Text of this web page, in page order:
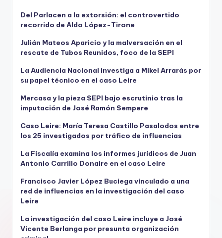
Del Parlacen a la extorsión: el controvertido
recorrido de Aldo López-Tirone
Julián Mateos Aparicio y la malversación en el
rescate de Tubos Reunidos, foco de la SEPI
La Audiencia Nacional investiga a Mikel Arrarás por
su papel técnico en el caso Leire
Mercasa y la pieza SEPI bajo escrutinio tras la
imputación de José Ramón Sempere
Caso Leire: María Teresa Castillo Pasalodos entre
los 25 investigados por tráfico de influencias
La Fiscalía examina los informes jurídicos de Juan
Antonio Carrillo Donaire en el caso Leire
Francisco Javier López Buciega vinculado a una
red de influencias en la investigación del caso
Leire
La investigación del caso Leire incluye a José
Vicente Berlanga por presunta organización